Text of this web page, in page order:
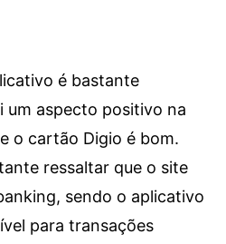
é bastante
um aspecto positivo na
o cartão Digio é bom.
ressaltar que o site
sendo o aplicativo
para transações